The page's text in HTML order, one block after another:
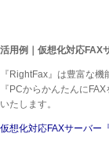
活用例｜仮想化対応FAX
『RightFax』は豊富な機
『PCからかんたんに
いたします。
仮想化対応FAXサーバー